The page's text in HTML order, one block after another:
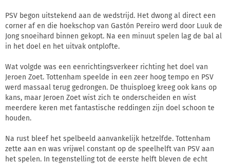
PSV begon uitstekend aan de wedstrijd. Het dwong al direct een
corner af en die hoekschop van Gastón Pereiro werd door Luuk de
Jong snoeihard binnen gekopt. Na een minuut spelen lag de bal al
in het doel en het uitvak ontplofte.
Wat volgde was een eenrichtingsverkeer richting het doel van
Jeroen Zoet. Tottenham speelde in een zeer hoog tempo en PSV
werd massaal terug gedrongen. De thuisploeg kreeg ook kans op
kans, maar Jeroen Zoet wist zich te onderscheiden en wist
meerdere keren met fantastische reddingen zijn doel schoon te
houden.
Na rust bleef het spelbeeld aanvankelijk hetzelfde. Tottenham
zette aan en was vrijwel constant op de speelhelft van PSV aan
het spelen. In tegenstelling tot de eerste helft bleven de echt